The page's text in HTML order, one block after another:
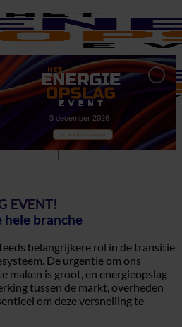
Ja, ik wil deelnemen
3 december 2026
EVENT!
hele branche
belangrijkere rol in de transitie
De urgentie om ons
maken is groot, en energieopslag
tussen de markt, overheden
om deze versnelling te